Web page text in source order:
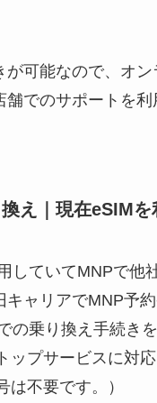
が可能なので、オ
舗でのサポートを利
え｜現在eSIMを
していてMNPで他
キャリアでMNP予
の乗り換え手続きを
ップサービスに対
は不要です。）